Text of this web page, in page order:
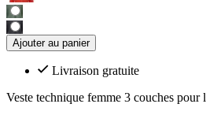
Ajouter au panier
Livraison gratuite
Veste technique femme 3 couches pour